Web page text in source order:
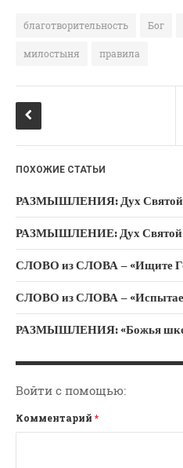
e
b
o
o
kl
a
ki
te
r
благотворительность Бог
милостыня правила
ПОХОЖИЕ СТАТЬИ
Войти с помощью:
Комментарий *